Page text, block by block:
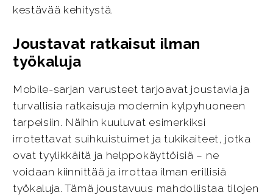
kestävää kehitystä.
Joustavat ratkaisut ilman
työkaluja
Mobile-sarjan varusteet tarjoavat joustavia ja
turvallisia ratkaisuja modernin kylpyhuoneen
tarpeisiin. Näihin kuuluvat esimerkiksi
irrotettavat suihkuistuimet ja tukikaiteet, jotka
ovat tyylikkäitä ja helppokäyttöisiä – ne
voidaan kiinnittää ja irrottaa ilman erillisiä
työkaluja. Tämä joustavuus mahdollistaa tilojen